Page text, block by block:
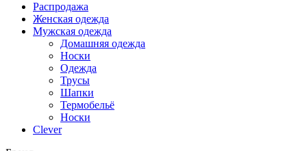
Распродажа
Женская одежда
Мужская одежда
Домашняя одежда
Носки
Одежда
Трусы
Шапки
Термобельё
Носки
Clever